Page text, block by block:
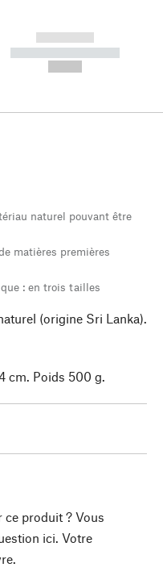
------------
----------- -----------
naturel pouvant être
matières premières
: en trois tailles
(origine Sri Lanka).
cm. Poids 500 g.
ce produit ? Vous
ici. Votre